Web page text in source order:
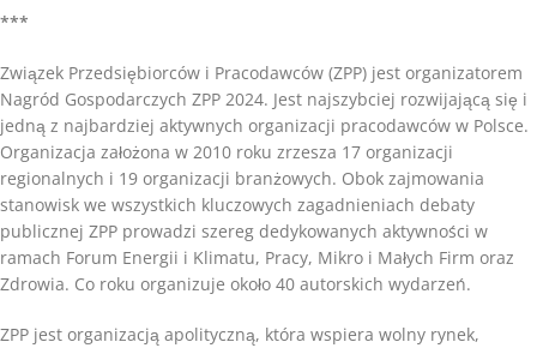
***
Związek Przedsiębiorców i Pracodawców (ZPP) jest organizatorem
Nagród Gospodarczych ZPP 2024. Jest najszybciej rozwijającą się i
jedną z najbardziej aktywnych organizacji pracodawców w Polsce.
Organizacja założona w 2010 roku zrzesza 17 organizacji
regionalnych i 19 organizacji branżowych. Obok zajmowania
stanowisk we wszystkich kluczowych zagadnieniach debaty
publicznej ZPP prowadzi szereg dedykowanych aktywności w
ramach Forum Energii i Klimatu, Pracy, Mikro i Małych Firm oraz
Zdrowia. Co roku organizuje około 40 autorskich wydarzeń.
ZPP jest organizacją apolityczną, która wspiera wolny rynek,